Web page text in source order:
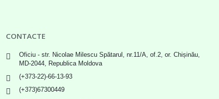
CONTACTE
Oficiu - str. Nicolae Milescu Spătarul, nr.11/A, of.2, or. Chișinău,
MD-2044, Republica Moldova
(+373-22)-66-13-93
(+373)67300449